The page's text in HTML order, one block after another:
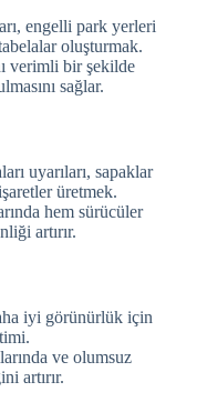
engelli park yerleri
oluşturmak.
verimli bir şekilde
sağlar.
uyarıları, sapaklar
üretmek.
hem sürücüler
artırır.
iyi görünürlük için
ve olumsuz
artırır.